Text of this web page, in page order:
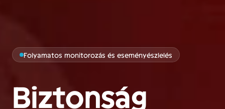
Folyamatos monitorozás és eseményészlelés
Biztonság